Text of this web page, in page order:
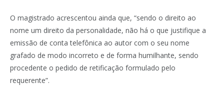
O magistrado acrescentou ainda que, “sendo o direito ao
nome um direito da personalidade, não há o que justifique a
emissão de conta telefônica ao autor com o seu nome
grafado de modo incorreto e de forma humilhante, sendo
procedente o pedido de retificação formulado pelo
requerente”.